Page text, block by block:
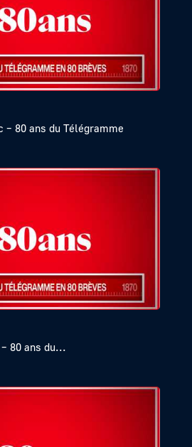
– 80 ans du Télégramme
80 ans du...